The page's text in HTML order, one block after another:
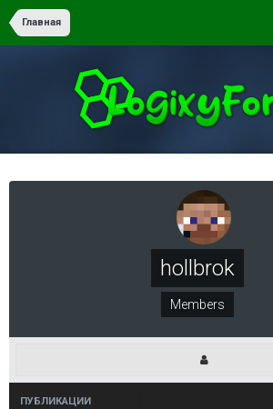
Главная
hollbrok
Members
ПУБЛИКАЦИИ